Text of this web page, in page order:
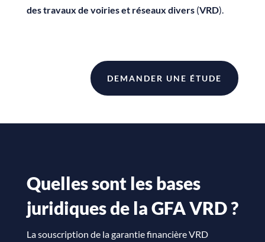
des travaux de voiries et réseaux divers(VRD).
DEMANDER UNE ÉTUDE
Quelles sont les bases
juridiques de la GFA VRD ?
La souscription de la garantie financière VRD